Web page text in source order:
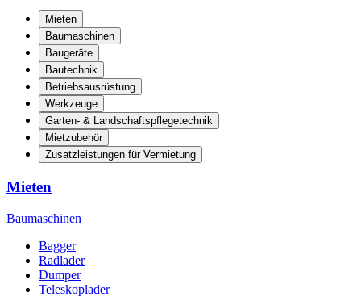
Mieten
Baumaschinen
Baugeräte
Bautechnik
Betriebsausrüstung
Werkzeuge
Garten- & Landschaftspflegetechnik
Mietzubehör
Zusatzleistungen für Vermietung
Mieten
Baumaschinen
Bagger
Radlader
Dumper
Teleskoplader